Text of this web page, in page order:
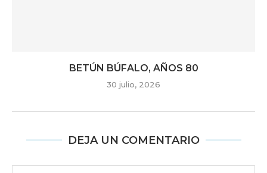
BETÚN BÚFALO, AÑOS 80
30 julio, 2026
DEJA UN COMENTARIO